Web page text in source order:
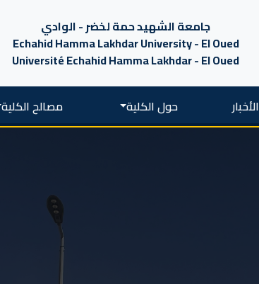
جامعة الشهيد حمة لخضر - الوادي
Echahid Hamma Lakhdar University - El Oued
Université Echahid Hamma Lakhdar - El Oued
الأخبار حول الكلية مصالح الكلية